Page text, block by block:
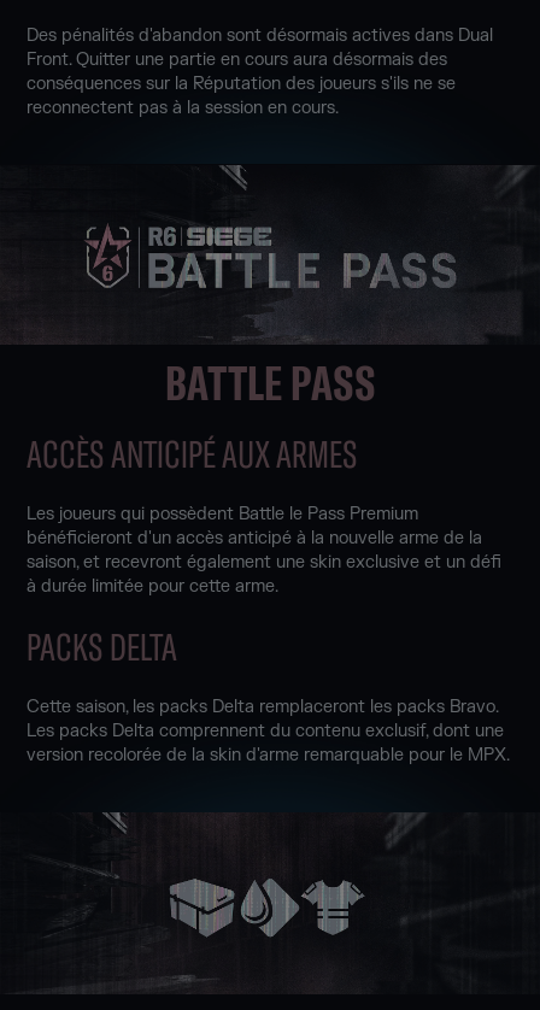
Des pénalités d'abandon sont désormais actives dans Dual
Front. Quitter une partie en cours aura désormais des
conséquences sur la Réputation des joueurs s'ils ne se
reconnectent pas à la session en cours.
BATTLE PASS
ACCÈS ANTICIPÉ AUX ARMES
Les joueurs qui possèdent Battle le Pass Premium
bénéficieront d'un accès anticipé à la nouvelle arme de la
saison, et recevront également une skin exclusive et un défi
à durée limitée pour cette arme.
PACKS DELTA
Cette saison, les packs Delta remplaceront les packs Bravo.
Les packs Delta comprennent du contenu exclusif, dont une
version recolorée de la skin d'arme remarquable pour le MPX.